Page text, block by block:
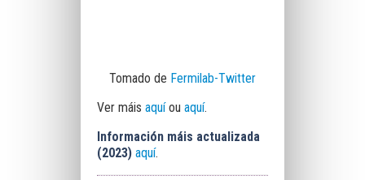
Tomado de Fermilab-Twitter
Ver máis aquíou aquí.
Información máis actualizada
(2023) aquí.